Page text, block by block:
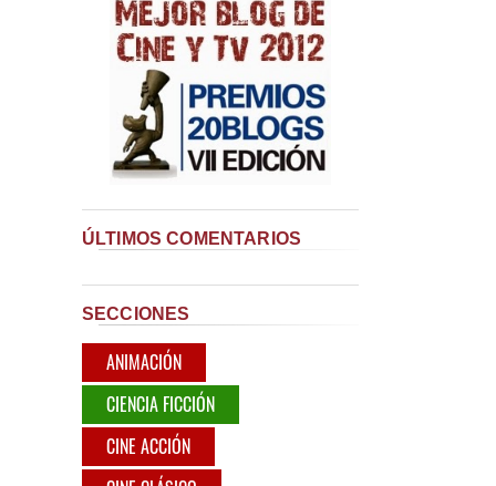
ÚLTIMOS COMENTARIOS
SECCIONES
ANIMACIÓN
CIENCIA FICCIÓN
CINE ACCIÓN